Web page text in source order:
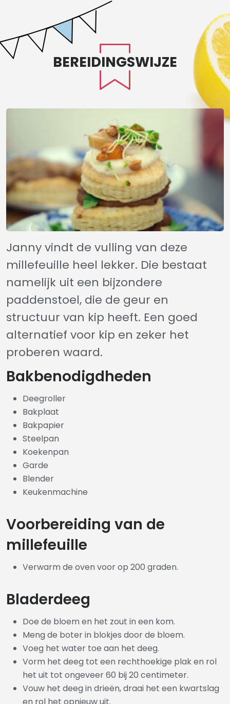
BEREIDINGSWIJZE
Janny vindt de vulling van deze
millefeuille heel lekker. Die bestaat
namelijk uit een bijzondere
paddenstoel, die de geur en
structuur van kip heeft. Een goed
alternatief voor kip en zeker het
proberen waard.
Bakbenodigdheden
Deegroller
Bakplaat
Bakpapier
Steelpan
Koekenpan
Garde
Blender
Keukenmachine
Voorbereiding van de
millefeuille
Verwarm de oven voor op 200 graden.
Bladerdeeg
Doe de bloem en het zout in een kom.
Meng de boter in blokjes door de bloem.
Voeg het water toe aan het deeg.
Vorm het deeg tot een rechthoekige plak en rol
het uit tot ongeveer 60 bij 20 centimeter.
Vouw het deeg in drieën, draai het een kwartslag
en rol het opnieuw uit.